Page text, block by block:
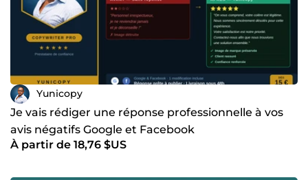
Yunicopy
Je vais rédiger une réponse professionnelle à vos
avis négatifs Google et Facebook
À partir de 18,76 $US